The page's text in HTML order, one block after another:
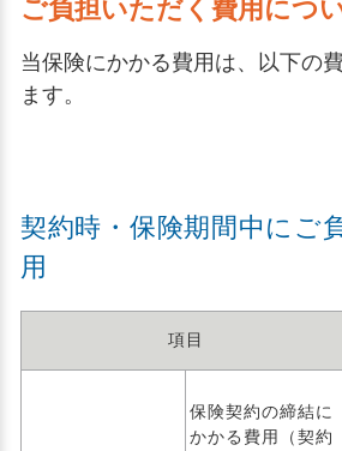
ご負担いただく費用につ
当保険にかかる費用は、以下の
ます。
契約時・保険期間中にご
用
項目
保険契約の締結に
かかる費用（契約